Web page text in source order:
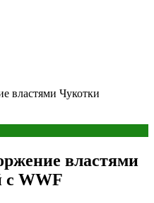
властями Чукотки
властями
с WWF